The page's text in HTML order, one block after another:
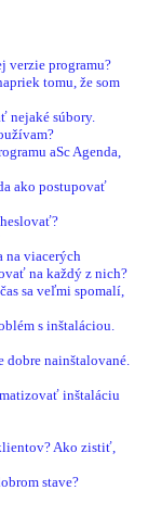
verzie programu?
tomu, že som
nejaké súbory.
aSc Agenda,
ako postupovať
na viacerých
na každý z nich?
sa veľmi spomalí,
s inštaláciou.
dobre nainštalované.
inštaláciu
Ako zistiť,
stave?